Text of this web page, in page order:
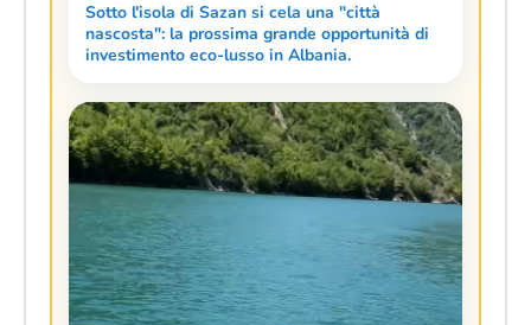
Sotto l'isola di Sazan si cela una "città
nascosta": la prossima grande opportunità di
investimento eco-lusso in Albania.